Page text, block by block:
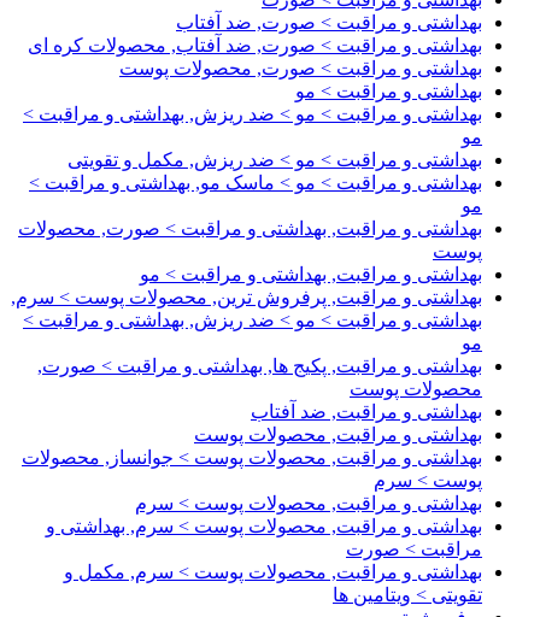
بهداشتی و مراقبت > صورت, ضد آفتاب
بهداشتی و مراقبت > صورت, ضد آفتاب, محصولات کره ای
بهداشتی و مراقبت > صورت, محصولات پوست
بهداشتی و مراقبت > مو
بهداشتی و مراقبت > مو > ضد ریزش, بهداشتی و مراقبت >
مو
بهداشتی و مراقبت > مو > ضد ریزش, مکمل و تقویتی
بهداشتی و مراقبت > مو > ماسک مو, بهداشتی و مراقبت >
مو
بهداشتی و مراقبت, بهداشتی و مراقبت > صورت, محصولات
پوست
بهداشتی و مراقبت, بهداشتی و مراقبت > مو
بهداشتی و مراقبت, پرفروش ترین, محصولات پوست > سرم,
بهداشتی و مراقبت > مو > ضد ریزش, بهداشتی و مراقبت >
مو
بهداشتی و مراقبت, پکیج ها, بهداشتی و مراقبت > صورت,
محصولات پوست
بهداشتی و مراقبت, ضد آفتاب
بهداشتی و مراقبت, محصولات پوست
بهداشتی و مراقبت, محصولات پوست > جوانساز, محصولات
پوست > سرم
بهداشتی و مراقبت, محصولات پوست > سرم
بهداشتی و مراقبت, محصولات پوست > سرم, بهداشتی و
مراقبت > صورت
بهداشتی و مراقبت, محصولات پوست > سرم, مکمل و
تقویتی > ویتامین ها